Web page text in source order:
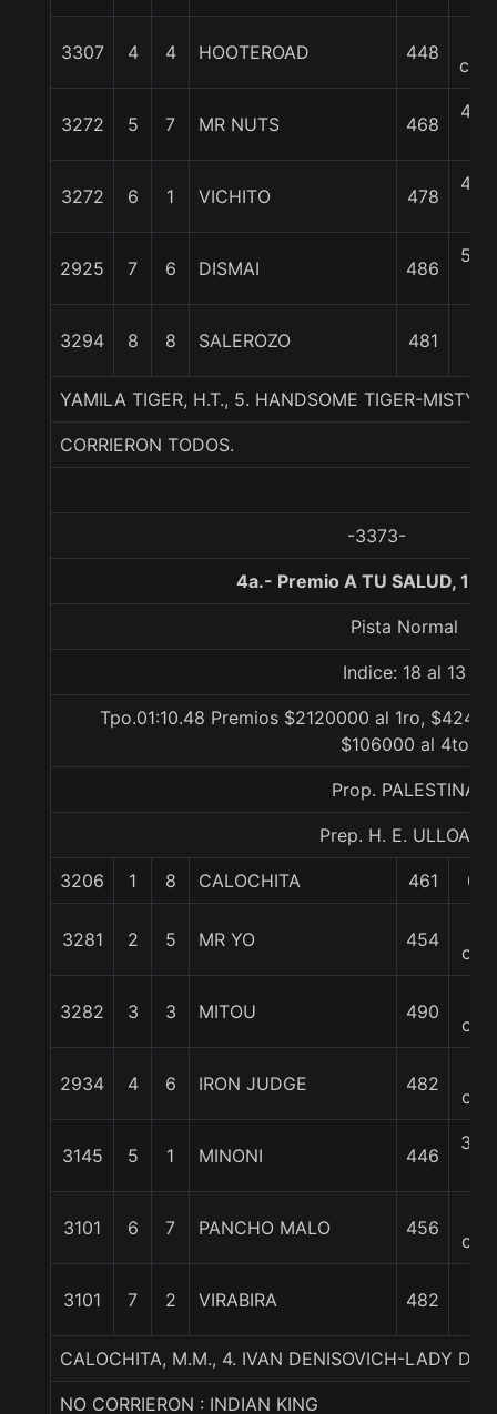
3307 4 4 HOOTEROAD 448
3272 5 7 MR NUTS 468
4 1/
3272 6 1 VICHITO 478
4 1/
2925 7 6 DISMAI 486
5 1/
3294 8 8 SALEROZO 481
YAMILA TIGER, H.T., 5. HANDSOME TIGER-MISTY
CORRIERON TODOS.
-3373-
4a.- Premio A TU SALUD,
Pista Normal
Indice: 18 al 13
Tpo.01:10.48 Premios $2120000 al 1ro,
$106000 al 4to
Prop. PALESTINA
Prep. H. E. ULLOA P.
3206 1 8 CALOCHITA 461 0/0
3281 2 5 MR YO 454
3282 3 3 MITOU 490
2934 4 6 IRON JUDGE 482
3145 5 1 MINONI 446
3 1/
3101 6 7 PANCHO MALO 456
3101 7 2 VIRABIRA 482
CALOCHITA, M.M., 4. IVAN DENISOVICH-LADY
NO CORRIERON : INDIAN KING